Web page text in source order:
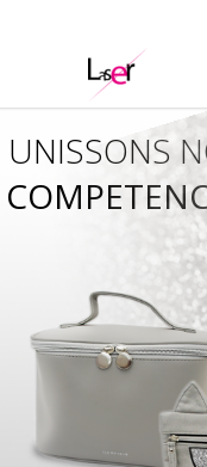
UNISSONS